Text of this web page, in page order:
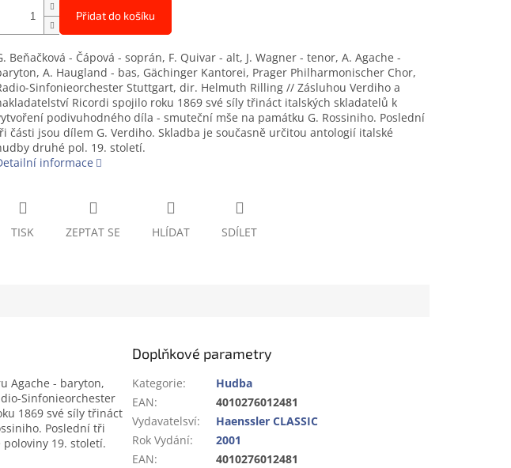
Přidat do košíku
Beňačková - Čápová - soprán, F. Quivar - alt, J. Wagner - tenor, A. Agache -
A. Haugland - bas, Gächinger Kantorei, Prager Philharmonischer Chor,
Sinfonieorchester Stuttgart, dir. Helmuth Rilling // Zásluhou Verdiho a
Ricordi spojilo roku 1869 své síly třináct italských skladatelů k
podivuhodného díla - smuteční mše na památku G. Rossiniho. Poslední
části jsou dílem G. Verdiho. Skladba je současně určitou antologií italské
druhé pol. 19. století.
informace
TISK ZEPTAT SE HLÍDAT SDÍLET
Agache - baryton,
Sinfonieorchester
1869 své síly třináct
Poslední tři
19. století.
Doplňkové parametry
Kategorie:
Hudba
EAN:
4010276012481
Vydavatelsví:
Haenssler CLASSIC
Rok Vydání:
2001
EAN: 4010276012481